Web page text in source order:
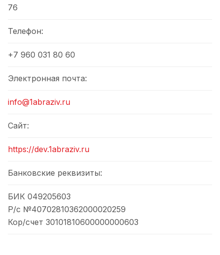
76
Телефон:
+7 960 031 80 60
Электронная почта:
info@1abraziv.ru
Сайт:
https://dev.1abraziv.ru
Банковские реквизиты:
БИК 049205603
Р/с №40702810362000020259
Кор/счет 30101810600000000603